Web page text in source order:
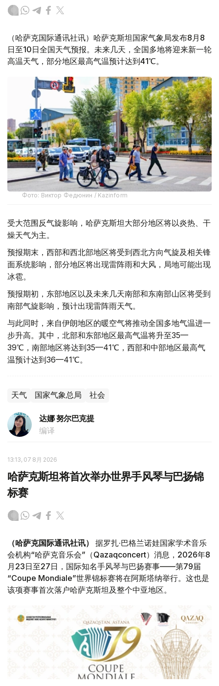
（哈萨克国际通讯社讯）哈萨克斯坦国家气象局发布8月8
日至10日全国天气预报。未来几天，全国多地将迎来新一轮
高温天气，部分地区最高气温预计达到41℃。
Фото: Виктор Федюнин / Kazinform
受大范围反气旋影响，哈萨克斯坦大部分地区将以炎热、干
燥天气为主。
预报期末，西部和西北部地区将受到西北方向气旋及相关锋
面系统影响，部分地区将出现雷阵雨和大风，局地可能出现
冰雹。
预报期初，东部地区以及未来几天南部和东南部山区将受到
南部气旋影响，预计出现雷阵雨天气。
与此同时，来自伊朗地区的暖空气将推动全国多地气温进一
步升高。其中，北部和东部地区最高气温将升至35—
39℃，南部地区将达到35—41℃，西部和中部地区最高气
温预计达到36—41℃。
天气 国家气象总局 社会
达娜 努尔巴克提
编译
13:13, 07 8月 2026
哈萨克斯坦将首次举办世界手风琴与巴扬锦
标赛
（哈萨克国际通讯社讯）
据罗扎·巴格兰诺娃国家学术音乐
会机构“哈萨克音乐会”（Qazaqconcert）消息，2026年8
月23日至27日，国际知名手风琴与巴扬赛事——第79届
“Coupe Mondiale”世界锦标赛将在阿斯塔纳举行。这也是
该项赛事首次落户哈萨克斯坦及整个中亚地区。